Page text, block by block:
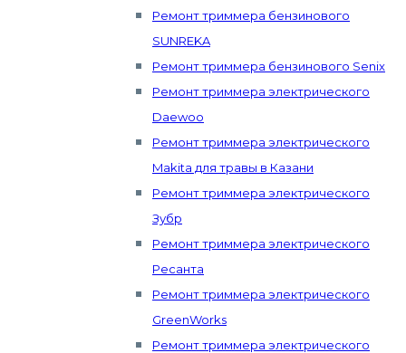
Ремонт триммера бензинового
SUNREKA
Ремонт триммера бензинового Senix
Ремонт триммера электрического
Daewoo
Ремонт триммера электрического
Makita для травы в Казани
Ремонт триммера электрического
Зубр
Ремонт триммера электрического
Ресанта
Ремонт триммера электрического
GreenWorks
Ремонт триммера электрического